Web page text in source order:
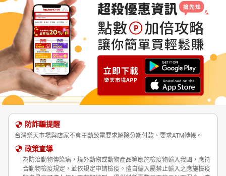
防詐騙提醒
台灣樂天市場與店家不會主動致電要求解除分期付款、要求ATM轉帳。
政策宣導
為防治動物傳染病，境外動物或動物產品等應施檢疫物輸入我國，應符
合動物檢疫規定，並依規定申請檢疫。擅自輸入屬禁止輸入之應施檢疫